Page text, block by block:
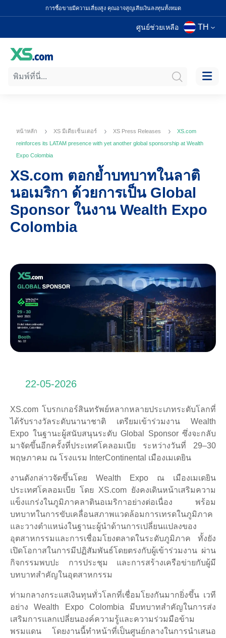
การซื้อขายมีความเสี่ยงสูง คุณอาจสูญเสียเงินลงทุนทั้งหมด
ศูนย์ช่วยเหลือ TH
หน้าหลัก XS มีเดียเซ็นเตอร์ XS Press Releases
XS.com
reinforces its LATAM presence with yet another global sponsorship at Wealth
Expo Colombia
XS.com ตอกย้ำบทบาทในลาติ
นอเมริกา ด้วยการเป็น Global
Sponsor ในงาน Wealth Expo
Colombia
22-05-2026
XS.com โบรกเกอร์สินทรัพย์หลากหลายประเภทระดับโลกที่
ได้รับรางวัลระดับนานาชาติ เตรียมเข้าร่วมงาน Wealth
Expo ในฐานะผู้สนับสนุนระดับ Global Sponsor ซึ่งจะกลับ
มาจัดขึ้นอีกครั้งที่ประเทศโคลอมเบีย ระหว่างวันที่ 29–30
พฤษภาคม ณ โรงแรม InterContinental เมืองเมเดยิน
งานดังกล่าวจัดขึ้นโดย Wealth Expo ณ เมืองเมเดยิน
ประเทศโคลอมเบีย โดย XS.com ยังคงเดินหน้าเสริมความ
แข็งแกร่งในภูมิภาคลาตินอเมริกาอย่างต่อเนื่อง พร้อม
บทบาทในการขับเคลื่อนสภาพแวดล้อมการเทรดในภูมิภาค
และวางตำแหน่งในฐานะผู้นำด้านการเปลี่ยนแปลงของ
อุตสาหกรรมและการเชื่อมโยงตลาดในระดับภูมิภาค ทั้งยัง
เปิดโอกาสในการมีปฏิสัมพันธ์โดยตรงกับผู้เข้าร่วมงาน ผ่าน
กิจกรรมพบปะ การประชุม และการสร้างเครือข่ายกับผู้มี
บทบาทสำคัญในอุตสาหกรรม
ท่ามกลางกระแสเงินทุนทั่วโลกที่เชื่อมโยงกันมากยิ่งขึ้น เวที
อย่าง Wealth Expo Colombia มีบทบาทสำคัญในการส่ง
เสริมการแลกเปลี่ยนองค์ความรู้และความร่วมมือข้าม
พรมแดน โดยงานนี้ทำหน้าที่เป็นศูนย์กลางในการนำเสนอ